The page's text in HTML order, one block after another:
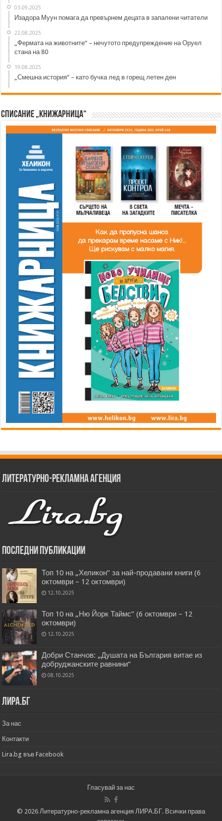
03.09.2025
Изадора Муун помага да превърнем децата в запалени читатели
22.08.2025
„Фермата на животните“ – нечутото предупреждение на Оруел
стана на 80
19.08.2025
„Смешна история“ – като бучка лед в горещ летен ден
Списание „Книжарница“
Литературно-рекламна агенция
Последни публикации
Топ 10 на „Хеликон” за най-продавани книги (6
октомври – 12 октомври)
12.10.2025
Топ 10 на „Ню Йорк Таймс” (6 октомври – 12
октомври)
12.10.2025
Добри Станчов: „Душата на България витае из
добруджанските равнини“
08.10.2025
Лира.бг
За нас
Контакти
Lira.bg във Facebook
Гласувай за нас
© 2026 Литературно-рекламна агенция ЛИРА.БГ. Всички права